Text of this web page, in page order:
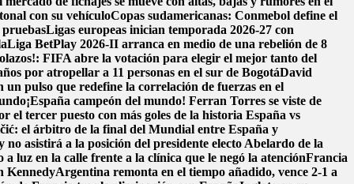
con su vehículoCopas sudamericanas: Conmebol define el
Ligas europeas inician temporada 2026-27 con
Liga BetPlay 2026-II arranca en medio de una rebelión de 8
FIFA abre la votación para elegir el mejor tanto del
por atropellar a 11 personas en el sur de BogotáDavid
pulso que redefine la correlación de fuerzas en el
¡España campeón del mundo! Ferran Torres se viste de
tercer puesto con más goles de la historia España vs
el árbitro de la final del Mundial entre España y
asistirá a la posición del presidente electo Abelardo de la
luz en la calle frente a la clínica que le negó la atenciónFrancia
KennedyArgentina remonta en el tiempo añadido, vence 2-1 a